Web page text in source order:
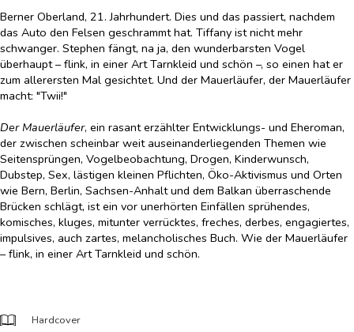
Berner Oberland, 21. Jahrhundert. Dies und das passiert, nachdem
das Auto den Felsen geschrammt hat. Tiffany ist nicht mehr
schwanger. Stephen fängt, na ja, den wunderbarsten Vogel
überhaupt – flink, in einer Art Tarnkleid und schön –, so einen hat er
zum allerersten Mal gesichtet. Und der Mauerläufer, der Mauerläufer
macht: "Twii!"
Der Mauerläufer, ein rasant erzählter Entwicklungs- und Eheroman,
der zwischen scheinbar weit auseinanderliegenden Themen wie
Seitensprüngen, Vogelbeobachtung, Drogen, Kinderwunsch,
Dubstep, Sex, lästigen kleinen Pflichten, Öko-Aktivismus und Orten
wie Bern, Berlin, Sachsen-Anhalt und dem Balkan überraschende
Brücken schlägt, ist ein vor unerhörten Einfällen sprühendes,
komisches, kluges, mitunter verrücktes, freches, derbes, engagiertes,
impulsives, auch zartes, melancholisches Buch. Wie der Mauerläufer
– flink, in einer Art Tarnkleid und schön.
Hardcover